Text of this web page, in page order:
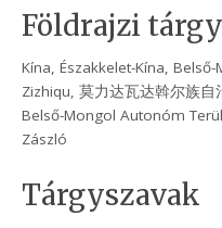
Földrajzi
Kína, Északkelet-Kína,
Zizhiqu, 莫力达瓦达斡尔族自
Belső-Mongol Autonóm
Zászló
Tárgyszavak